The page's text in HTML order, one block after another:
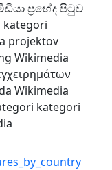
ප්‍රභේද පිටුව
kategori
projektov
Wikimedia
Wikimedia
kategori